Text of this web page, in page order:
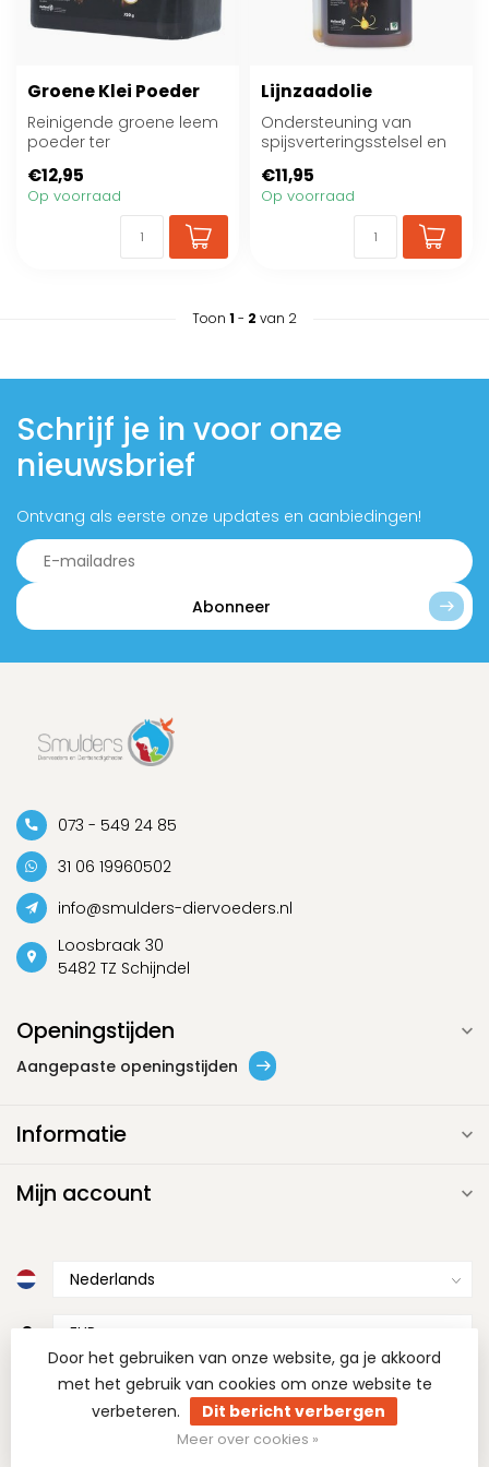
Groene Klei Poeder
Reinigende groene leem
poeder ter
herstellend vermogen
van...
€12,95
Op voorraad
Lijnzaadolie
Ondersteuning van
spijsverteringsstelsel en
paarden
€11,95
Op voorraad
Toon 1- 2 van 2
Schrijf je in voor onze
nieuwsbrief
Ontvang als eerste onze updates en aanbiedingen!
Abonneer
073 - 549 24 85
31 06 19960502
info@smulders-diervoeders.nl
Loosbraak 30
5482 TZ Schijndel
Openingstijden
Aangepaste openingstijden
Informatie
Mijn account
€
Door het gebruiken van onze website, ga je akkoord
met het gebruik van cookies om onze website te
verbeteren.
Dit bericht verbergen
Meer over cookies »